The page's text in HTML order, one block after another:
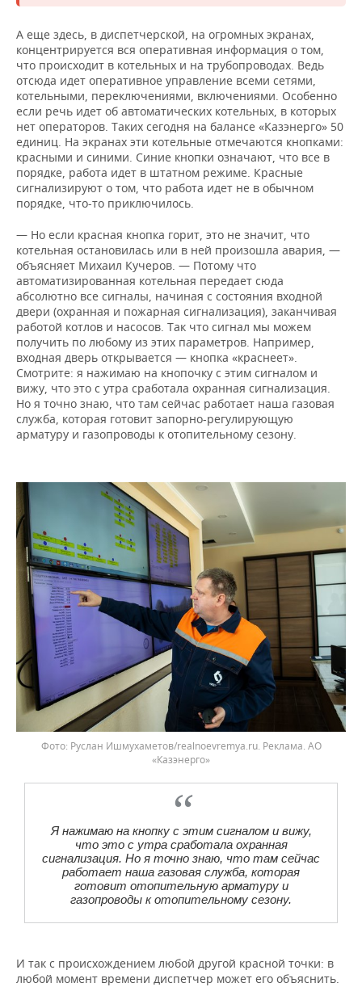
А еще здесь, в диспетчерской, на огромных экранах,
концентрируется вся оперативная информация о том,
что происходит в котельных и на трубопроводах. Ведь
отсюда идет оперативное управление всеми сетями,
котельными, переключениями, включениями. Особенно
если речь идет об автоматических котельных, в которых
нет операторов. Таких сегодня на балансе «Казэнерго» 50
единиц. На экранах эти котельные отмечаются кнопками:
красными и синими. Синие кнопки означают, что все в
порядке, работа идет в штатном режиме. Красные
сигнализируют о том, что работа идет не в обычном
порядке, что-то приключилось.
— Но если красная кнопка горит, это не значит, что
котельная остановилась или в ней произошла авария, —
объясняет Михаил Кучеров. — Потому что
автоматизированная котельная передает сюда
абсолютно все сигналы, начиная с состояния входной
двери (охранная и пожарная сигнализация), заканчивая
работой котлов и насосов. Так что сигнал мы можем
получить по любому из этих параметров. Например,
входная дверь открывается — кнопка «краснеет».
Смотрите: я нажимаю на кнопочку с этим сигналом и
вижу, что это с утра сработала охранная сигнализация.
Но я точно знаю, что там сейчас работает наша газовая
служба, которая готовит запорно-регулирующую
арматуру и газопроводы к отопительному сезону.
Фото: Руслан Ишмухаметов/realnoevremya.ru. Реклама. АО
«Казэнерго»
Я нажимаю на кнопку с этим сигналом и вижу,
что это с утра сработала охранная
сигнализация. Но я точно знаю, что там сейчас
работает наша газовая служба, которая
готовит отопительную арматуру и
газопроводы к отопительному сезону.
И так с происхождением любой другой красной точки: в
любой момент времени диспетчер может его объяснить.